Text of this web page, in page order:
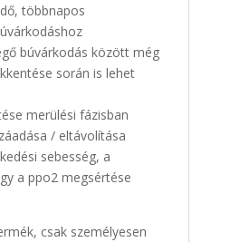
többnapos
búvárkodás között még
során is lehet
merülési fázisban
/ eltávolítása
sebesség, a
a ppo2 megsértése
csak személyesen